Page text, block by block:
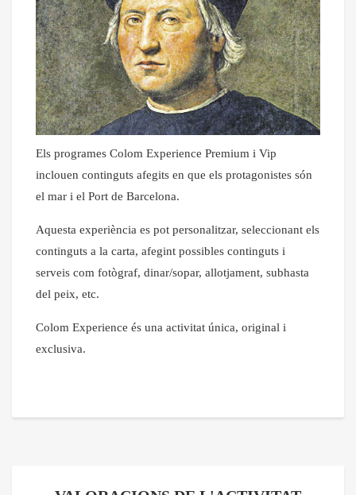
Els programes Colom Experience Premium i Vip
inclouen continguts afegits en que els protagonistes són
el mar i el Port de Barcelona.
Aquesta experiència es pot personalitzar, seleccionant els
continguts a la carta, afegint possibles continguts i
serveis com fotògraf, dinar/sopar, allotjament, subhasta
del peix, etc.
Colom Experience és una activitat única, original i
exclusiva.